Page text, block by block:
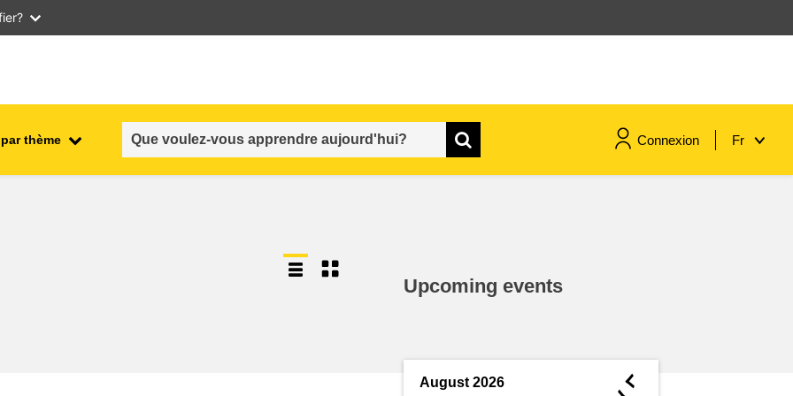
thème Connexion Fr
salubrité et sécurité alimentaire
connaissances
Upcoming events
August 2026 ◄